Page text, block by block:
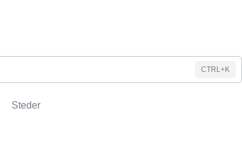
CTRL+K
Steder